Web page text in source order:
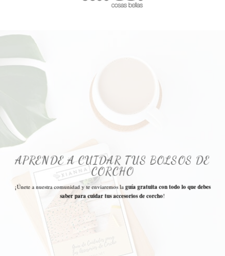
APRENDE A CUIDAR TUS BOLSOS DE
CORCHO
¡Únete a nuestra comunidad y te enviaremos la guía gratuita con todo lo que debes
saber para cuidar tus accesorios de corcho!